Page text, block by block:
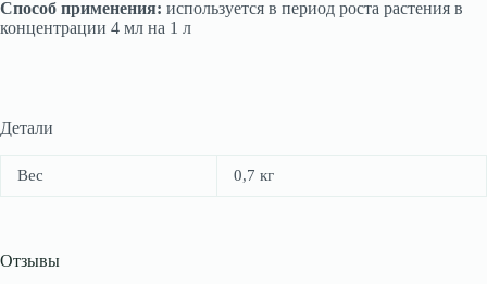
Способ применения: используется в период роста растения в
концентрации 4 мл на 1 л
Детали
Вес 0,7 кг
Отзывы